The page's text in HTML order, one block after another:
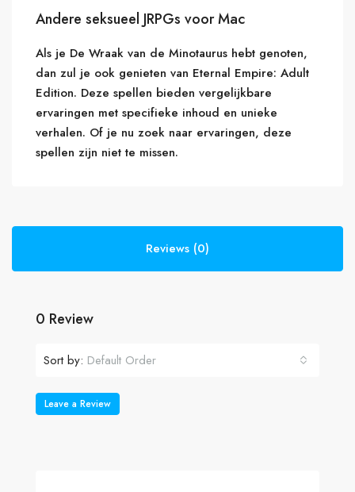
Andere seksueel JRPGs voor Mac
Als je De Wraak van de Minotaurus hebt genoten,
dan zul je ook genieten van Eternal Empire: Adult
Edition. Deze spellen bieden vergelijkbare
ervaringen met specifieke inhoud en unieke
verhalen. Of je nu zoek naar ervaringen, deze
spellen zijn niet te missen.
Reviews (0)
0 Review
Sort by: Default Order
Leave a Review